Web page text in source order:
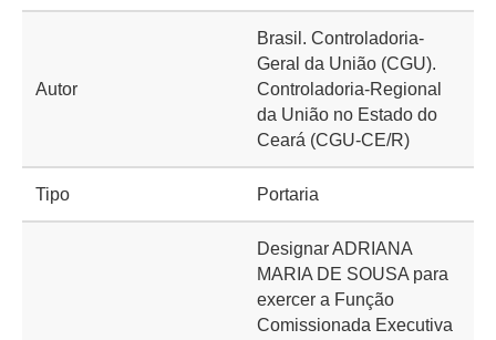
Autor
Brasil. Controladoria-
Geral da União (CGU).
Controladoria-Regional
da União no Estado do
Ceará (CGU-CE/R)
Tipo Portaria
Designar ADRIANA
MARIA DE SOUSA para
exercer a Função
Comissionada Executiva